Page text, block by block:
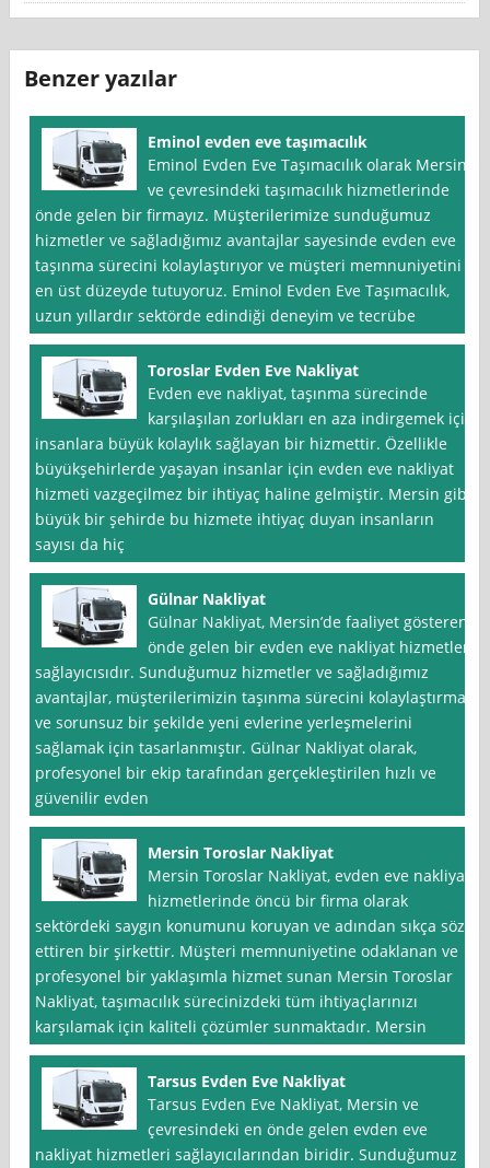
Benzer yazılar
Eminol evden eve taşımacılık
Eminol Evden Eve Taşımacılık olarak Mersin
ve çevresindeki taşımacılık hizmetlerinde
önde gelen bir firmayız. Müşterilerimize sunduğumuz
hizmetler ve sağladığımız avantajlar sayesinde evden eve
taşınma sürecini kolaylaştırıyor ve müşteri memnuniyetini
en üst düzeyde tutuyoruz. Eminol Evden Eve Taşımacılık,
uzun yıllardır sektörde edindiği deneyim ve tecrübe
Toroslar Evden Eve Nakliyat
Evden eve nakliyat, taşınma sürecinde
karşılaşılan zorlukları en aza indirgemek için
insanlara büyük kolaylık sağlayan bir hizmettir. Özellikle
büyükşehirlerde yaşayan insanlar için evden eve nakliyat
hizmeti vazgeçilmez bir ihtiyaç haline gelmiştir. Mersin gibi
büyük bir şehirde bu hizmete ihtiyaç duyan insanların
sayısı da hiç
Gülnar Nakliyat
Gülnar Nakliyat, Mersin’de faaliyet gösteren
önde gelen bir evden eve nakliyat hizmetleri
sağlayıcısıdır. Sunduğumuz hizmetler ve sağladığımız
avantajlar, müşterilerimizin taşınma sürecini kolaylaştırmak
ve sorunsuz bir şekilde yeni evlerine yerleşmelerini
sağlamak için tasarlanmıştır. Gülnar Nakliyat olarak,
profesyonel bir ekip tarafından gerçekleştirilen hızlı ve
güvenilir evden
Mersin Toroslar Nakliyat
Mersin Toroslar Nakliyat, evden eve nakliyat
hizmetlerinde öncü bir firma olarak
sektördeki saygın konumunu koruyan ve adından sıkça söz
ettiren bir şirkettir. Müşteri memnuniyetine odaklanan ve
profesyonel bir yaklaşımla hizmet sunan Mersin Toroslar
Nakliyat, taşımacılık sürecinizdeki tüm ihtiyaçlarınızı
karşılamak için kaliteli çözümler sunmaktadır. Mersin
Tarsus Evden Eve Nakliyat
Tarsus Evden Eve Nakliyat, Mersin ve
çevresindeki en önde gelen evden eve
nakliyat hizmetleri sağlayıcılarından biridir. Sunduğumuz